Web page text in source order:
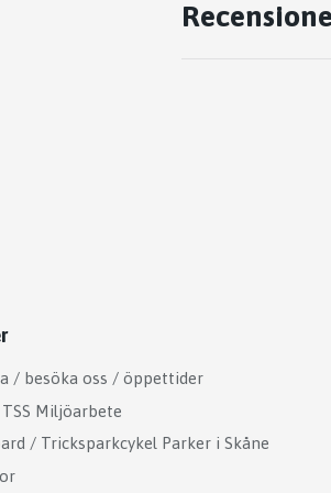
/ besöka oss / öppettider
Miljöarbete
/ Tricksparkcykel Parker i Skåne